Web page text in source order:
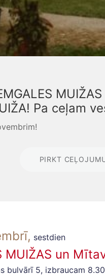
Pa ceļam
PIRKT
sestdien
MUIŽAS un
bulvārī 5, izbraucam